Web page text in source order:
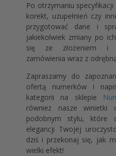
Po otrzymaniu
korekt, uzupełnień czy
przygotować dane i
jakiekolwiek zmiany po
się ze złożeniem i
zamówienia wraz z
Zapraszamy do
ofertą numerków i
kategorii na sklepie
również nasze winietki
podobnym stylu, które
elegancji Twojej
dziś i przekonaj się, jak
wielki efekt!